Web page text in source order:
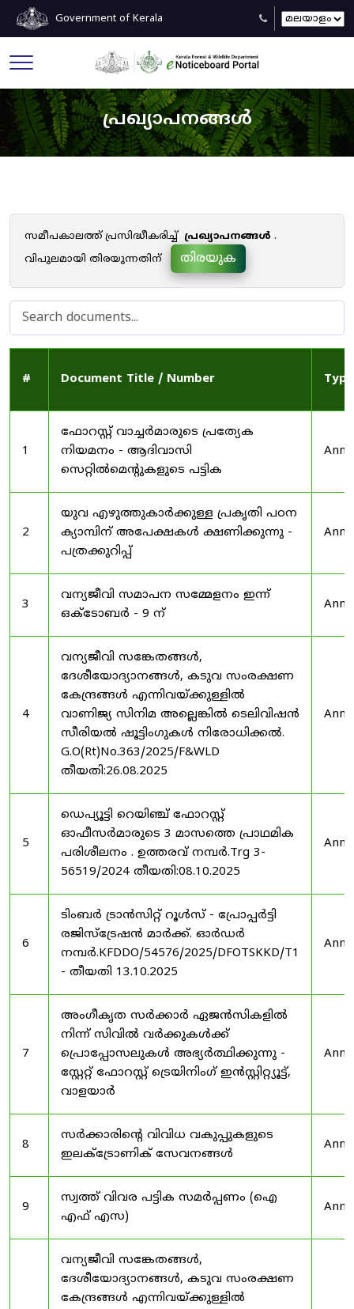
Government of Kerala
പ്രഖ്യാപനങ്ങൾ
സമീപകാലത്ത് പ്രസിദ്ധീകരിച്ച് പ്രഖ്യാപനങ്ങൾ .
വിപുലമായി തിരയുന്നതിന്
തിരയുക
# Document Title / Number Type
1
ഫോറസ്റ്റ് വാച്ചർമാരുടെ പ്രത്യേക
നിയമനം - ആദിവാസി
സെറ്റിൽമെന്റുകളുടെ പട്ടിക
2
യുവ എഴുത്തുകാർക്കുള്ള പ്രകൃതി പഠന
ക്യാമ്പിന് അപേക്ഷകൾ ക്ഷണിക്കുന്നു -
പത്രക്കുറിപ്പ്
3
വന്യജീവി സമാപന സമ്മേളനം ഇന്ന്
ഒക്ടോബർ - 9 ന്
4
വന്യജീവി സങ്കേതങ്ങൾ,
ദേശീയോദ്യാനങ്ങൾ, കടുവ സംരക്ഷണ
കേന്ദ്രങ്ങൾ എന്നിവയ്ക്കുള്ളിൽ
വാണിജ്യ സിനിമ അല്ലെങ്കിൽ ടെലിവിഷൻ
സീരിയൽ ഷൂട്ടിംഗുകൾ നിരോധിക്കൽ.
G.O(Rt)No.363/2025/F&WLD
തീയതി:26.08.2025
5
ഡെപ്യൂട്ടി റെയിഞ്ച് ഫോറസ്റ്റ്
ഓഫീസർമാരുടെ 3 മാസത്തെ പ്രാഥമിക
പരിശീലനം . ഉത്തരവ് നമ്പർ.Trg 3-
56519/2024 തീയതി:08.10.2025
6
ടിംബർ ട്രാൻസിറ്റ് റൂൾസ് - പ്രോപ്പർട്ടി
രജിസ്ട്രേഷൻ മാർക്ക്. ഓർഡർ
നമ്പർ.KFDDO/54576/2025/DFOTSKKD/T1
- തീയതി 13.10.2025
7
അംഗീകൃത സർക്കാർ ഏജൻസികളിൽ
നിന്ന് സിവിൽ വർക്കുകൾക്ക്
പ്രൊപ്പോസലുകൾ അഭ്യർത്ഥിക്കുന്നു -
സ്റ്റേറ്റ് ഫോറസ്റ്റ് ട്രെയിനിംഗ് ഇൻസ്റ്റിറ്റ്യൂട്ട്,
വാളയാർ
8
സർക്കാരിന്റെ വിവിധ വകുപ്പുകളുടെ
ഇലക്ട്രോണിക് സേവനങ്ങൾ
9
സ്വത്ത് വിവര പട്ടിക സമർപ്പണം (ഐ
എഫ് എസ)
വന്യജീവി സങ്കേതങ്ങൾ,
ദേശീയോദ്യാനങ്ങൾ, കടുവ സംരക്ഷണ
കേന്ദ്രങ്ങൾ എന്നിവയ്ക്കുള്ളിൽ